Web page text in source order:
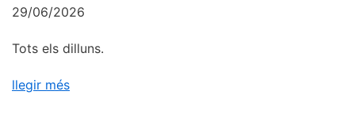
29/06/2026
Tots els dilluns.
llegir més